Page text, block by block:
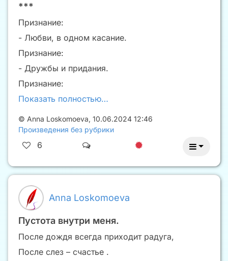
***
Признание:
- Любви, в одном касание.
Признание:
- Дружбы и придания.
Признание:
Показать полностью…
© Anna Loskomoeva, 10.06.2024 12:46
Произведения без рубрики
6
Anna Loskomoeva
Пустота внутри меня.
После дождя всегда приходит радуга,
После слез – счастье .